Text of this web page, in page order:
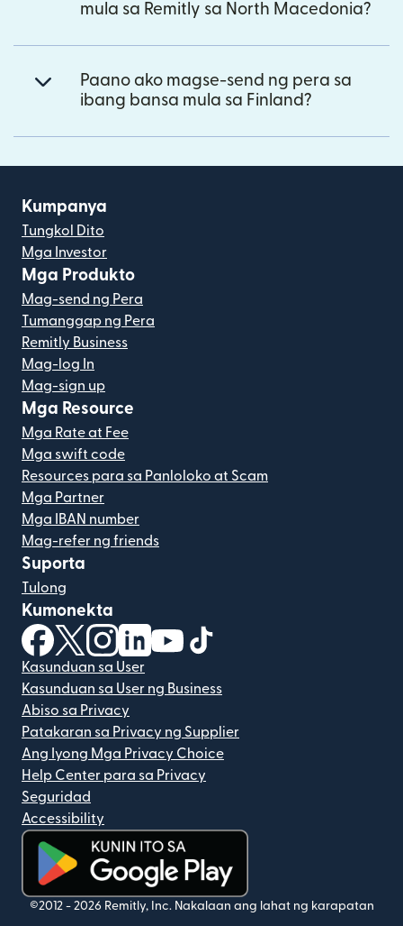
mula sa Remitly sa North Macedonia?
Paano ako magse-send ng pera sa
ibang bansa mula sa Finland?
Kumpanya
Tungkol Dito
Mga Investor
Mga Produkto
Mag-send ng Pera
Tumanggap ng Pera
Remitly Business
Mag-log In
Mag-sign up
Mga Resource
Mga Rate at Fee
Mga swift code
Resources para sa Panloloko at Scam
Mga Partner
Mga IBAN number
Mag-refer ng friends
Suporta
Tulong
Kumonekta
(bubukas sa bagong window)
(bubukas sa bagong window)
(bubukas sa bagong window)
(bubukas sa bagong window)
(bubukas sa bagong window)
Kasunduan sa User
Kasunduan sa User ng Business
Abiso sa Privacy
Patakaran sa Privacy ng Supplier
Ang Iyong Mga Privacy Choice
Help Center para sa Privacy
Seguridad
Accessibility
(bubukas sa bagong window)
©2012 - 2026 Remitly, Inc. Nakalaan ang lahat ng karapatan